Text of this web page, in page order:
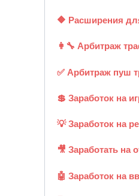
🔶 Расширения
👩‍🔧 Арбитраж
✅ Арбитраж пуш
💲 Заработок на
💡 Заработок на
🎥 Заработать на
🤖 Заработок на